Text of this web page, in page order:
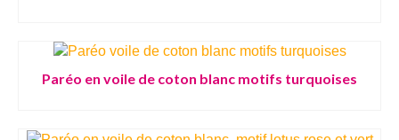
Paréo en voile de coton blanc motifs turquoises